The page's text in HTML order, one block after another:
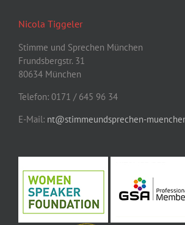
Nicola Tiggeler
Stimme und Sprechen München
Frundsbergstr. 31
80634 München
Telefon: 0171 / 645 96 34
E-Mail: nt@stimmeundsprechen-